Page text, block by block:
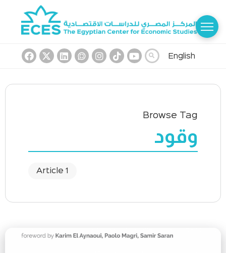
English
Browse Tag
وقود
1 Article